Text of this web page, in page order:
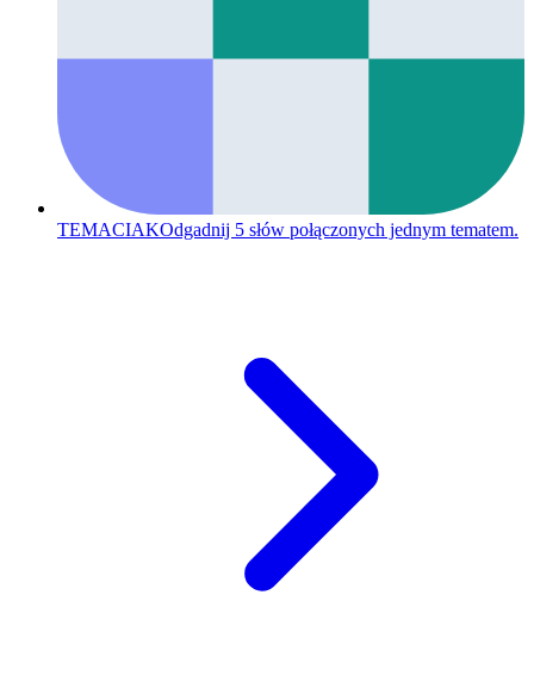
TEMACIAKOdgadnij 5 słów połączonych jednym tematem.